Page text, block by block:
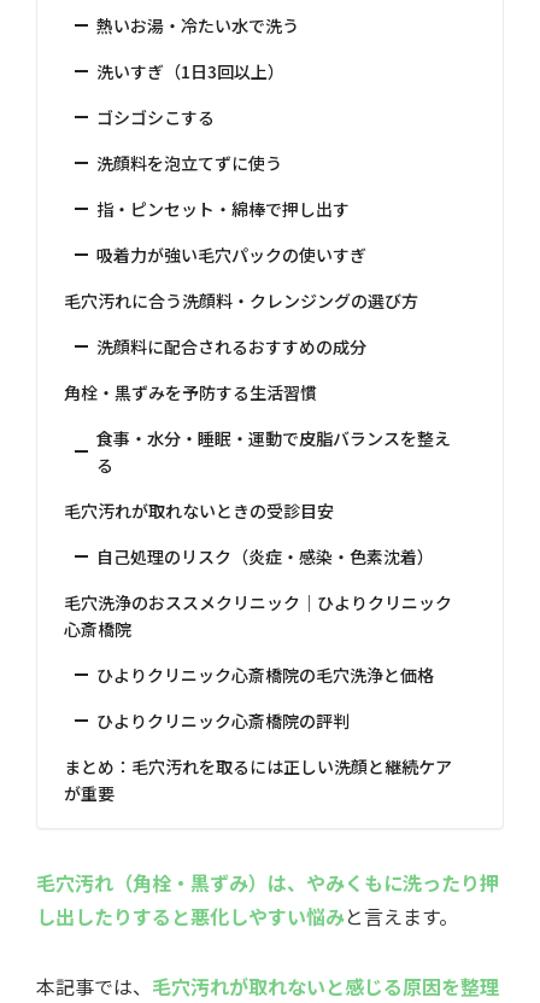
熱いお湯・冷たい水で洗う
洗いすぎ（1日3回以上）
ゴシゴシこする
洗顔料を泡立てずに使う
指・ピンセット・綿棒で押し出す
吸着力が強い毛穴パックの使いすぎ
毛穴汚れに合う洗顔料・クレンジングの選び方
洗顔料に配合されるおすすめの成分
角栓・黒ずみを予防する生活習慣
食事・水分・睡眠・運動で皮脂バランスを整え
る
毛穴汚れが取れないときの受診目安
自己処理のリスク（炎症・感染・色素沈着）
毛穴洗浄のおススメクリニック｜ひよりクリニック
心斎橋院
ひよりクリニック心斎橋院の毛穴洗浄と価格
ひよりクリニック心斎橋院の評判
まとめ：毛穴汚れを取るには正しい洗顔と継続ケア
が重要
毛穴汚れ（角栓・黒ずみ）は、やみくもに洗ったり押
し出したりすると悪化しやすい悩みと言えます。
本記事では、 毛穴汚れが取れないと感じる原因を整理